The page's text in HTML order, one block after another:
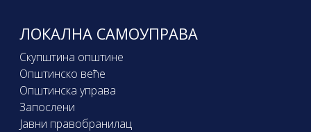
ЛОКАЛНА САМОУПРАВА
Скупштина општине
Општинско веће
Општинска управа
Запослени
Јавни правобранилац